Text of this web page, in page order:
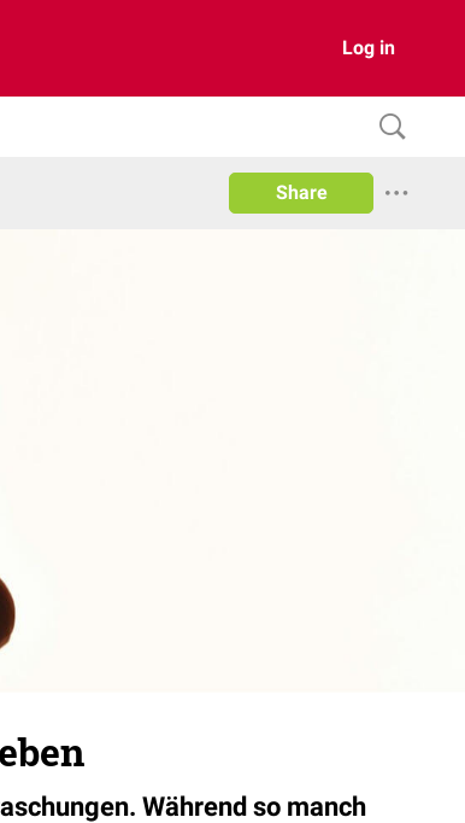
Log in
Share
Während so manch